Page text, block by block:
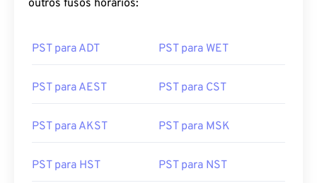
outros fusos horários:
PST para ADT PST para WET
PST para AEST PST para CST
PST para AKST PST para MSK
PST para HST PST para NST